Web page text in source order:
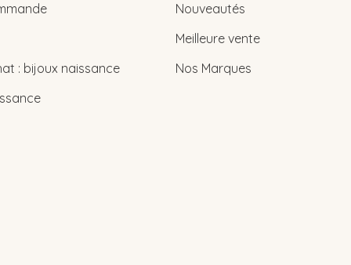
: bijoux naissance
Nouveautés
Meilleure vente
Nos Marques